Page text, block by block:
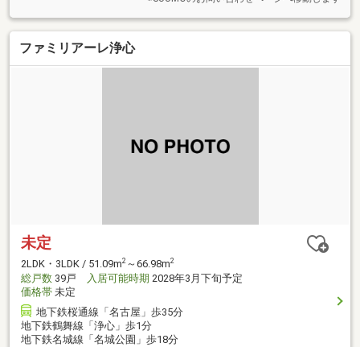
ファミリアーレ浄心
未定
2LDK・3LDK / 51.09m2 ～66.98m2
総戸数 39戸 入居可能時期 2028年3月下旬予定
価格帯 未定
地下鉄桜通線「名古屋」歩35分
地下鉄鶴舞線「浄心」歩1分
地下鉄名城線「名城公園」歩18分